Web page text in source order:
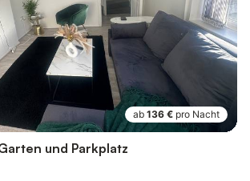
ab 136 € pro Nacht
und Parkplatz